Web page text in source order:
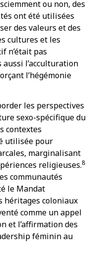
ou non, des
ont été utilisées
des valeurs et des
cultures et les
n’était pas
l’acculturation
l’hégémonie
les perspectives
sexo-spécifique du
contextes
utilisée pour
marginalisant
religieuses.8
communautés
le Mandat
héritages coloniaux
comme un appel
et l’affirmation des
féminin au